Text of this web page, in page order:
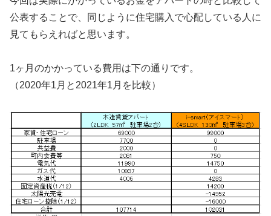
公表することで、同じように住宅購入で心配している人に
見てもらえればと思います。
1ヶ月のかかっている費用は下の通りです。
（2020年1月と2021年1月を比較）